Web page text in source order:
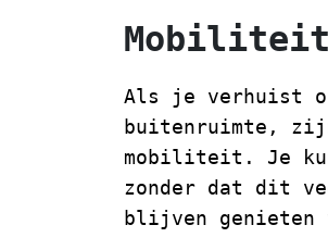
Mobiliteit
Als je verhuist
buitenruimte,
mobiliteit. Je
zonder dat dit
blijven genieten